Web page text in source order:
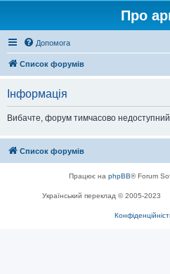
Про
Допомога
Список форумів
Інформація
Вибачте, форум тимчасово
Список форумів
Працює на phpBB® Forum
Український переклад © 2005-2023